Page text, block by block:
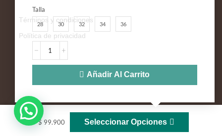
$ 99.900
Talla
28 30 32 34 36
Añadir Al Carrito
Seleccionar Opciones
Términos y condiciones
Política de privacidad
Síguenos
© 2025 Star Jeans 417